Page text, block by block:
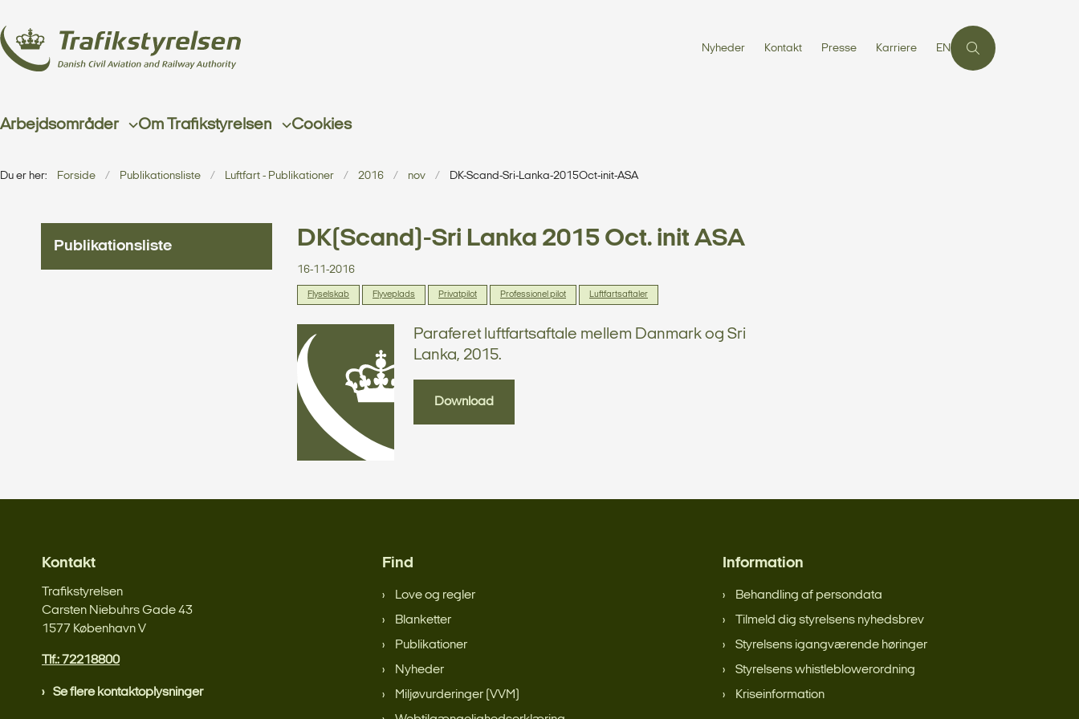
Nyheder Kontakt Presse Karriere EN
Arbejdsområder Om Trafikstyrelsen Cookies
Du er her: Forside Publikationsliste Luftfart - Publikationer 2016 nov DK-Scand-Sri-Lanka-2015Oct-init-ASA
Publikationsliste DK(Scand)-Sri Lanka 2015 Oct. init ASA
16-11-2016
Flyselskab Flyveplads Privatpilot Professionel pilot Luftfartsaftaler
Paraferet luftfartsaftale mellem Danmark og Sri
Lanka, 2015.
Download
Kontakt
Trafikstyrelsen
Carsten Niebuhrs Gade 43
1577 København V
Tlf.: 72218800
Se flere kontaktoplysninger
Find
Love og regler
Blanketter
Publikationer
Nyheder
Miljøvurderinger (VVM)
Information
Behandling af persondata
Tilmeld dig styrelsens nyhedsbrev
Styrelsens igangværende høringer
Styrelsens whistleblowerordning
Kriseinformation